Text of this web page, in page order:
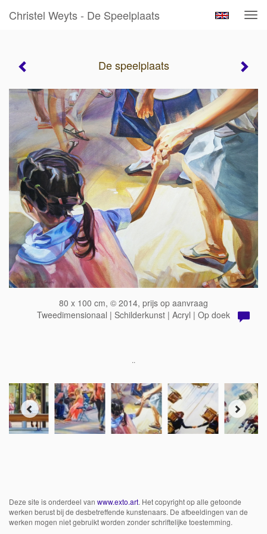
Christel Weyts - De Speelplaats
De speelplaats
80 x 100 cm, © 2014, prijs op aanvraag
Tweedimensionaal | Schilderkunst | Acryl | Op doek
..
Deze site is onderdeel van www.exto.art. Het copyright op alle getoonde
werken berust bij de desbetreffende kunstenaars. De afbeeldingen van de
werken mogen niet gebruikt worden zonder schriftelijke toestemming.